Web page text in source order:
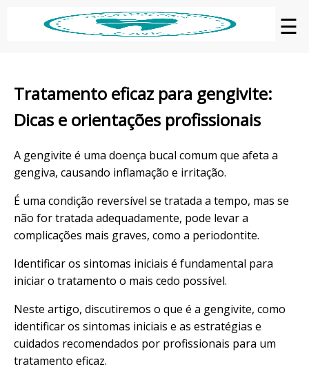
☰
Tratamento eficaz para gengivite:
Dicas e orientações profissionais
A gengivite é uma doença bucal comum que afeta a
gengiva, causando inflamação e irritação.
É uma condição reversível se tratada a tempo, mas se
não for tratada adequadamente, pode levar a
complicações mais graves, como a periodontite.
Identificar os sintomas iniciais é fundamental para
iniciar o tratamento o mais cedo possível.
Neste artigo, discutiremos o que é a gengivite, como
identificar os sintomas iniciais e as estratégias e
cuidados recomendados por profissionais para um
tratamento eficaz.